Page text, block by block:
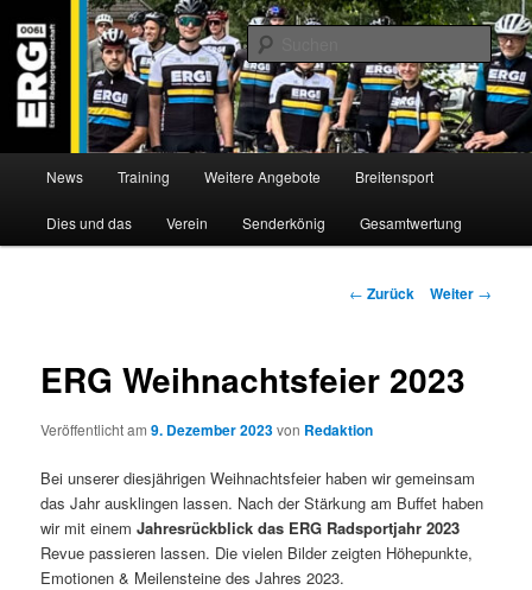
Inhalt
wechseln
ERG 1900 e.V
Willkommen bei der Essener Radsportgemeinschaft
News Training Weitere Angebote Breitensport
Dies und das Verein Senderkönig Gesamtwertung
Beitragsnavigation
← Zurück Weiter →
ERG Weihnachtsfeier 2023
Veröffentlicht am9. Dezember 2023von Redaktion
Bei unserer diesjährigen Weihnachtsfeier haben wir gemeinsam
das Jahr ausklingen lassen. Nach der Stärkung am Buffet haben
wir mit einemJahresrückblick das ERG Radsportjahr 2023
Revue passieren lassen. Die vielen Bilder zeigten Höhepunkte,
Emotionen & Meilensteine des Jahres 2023.